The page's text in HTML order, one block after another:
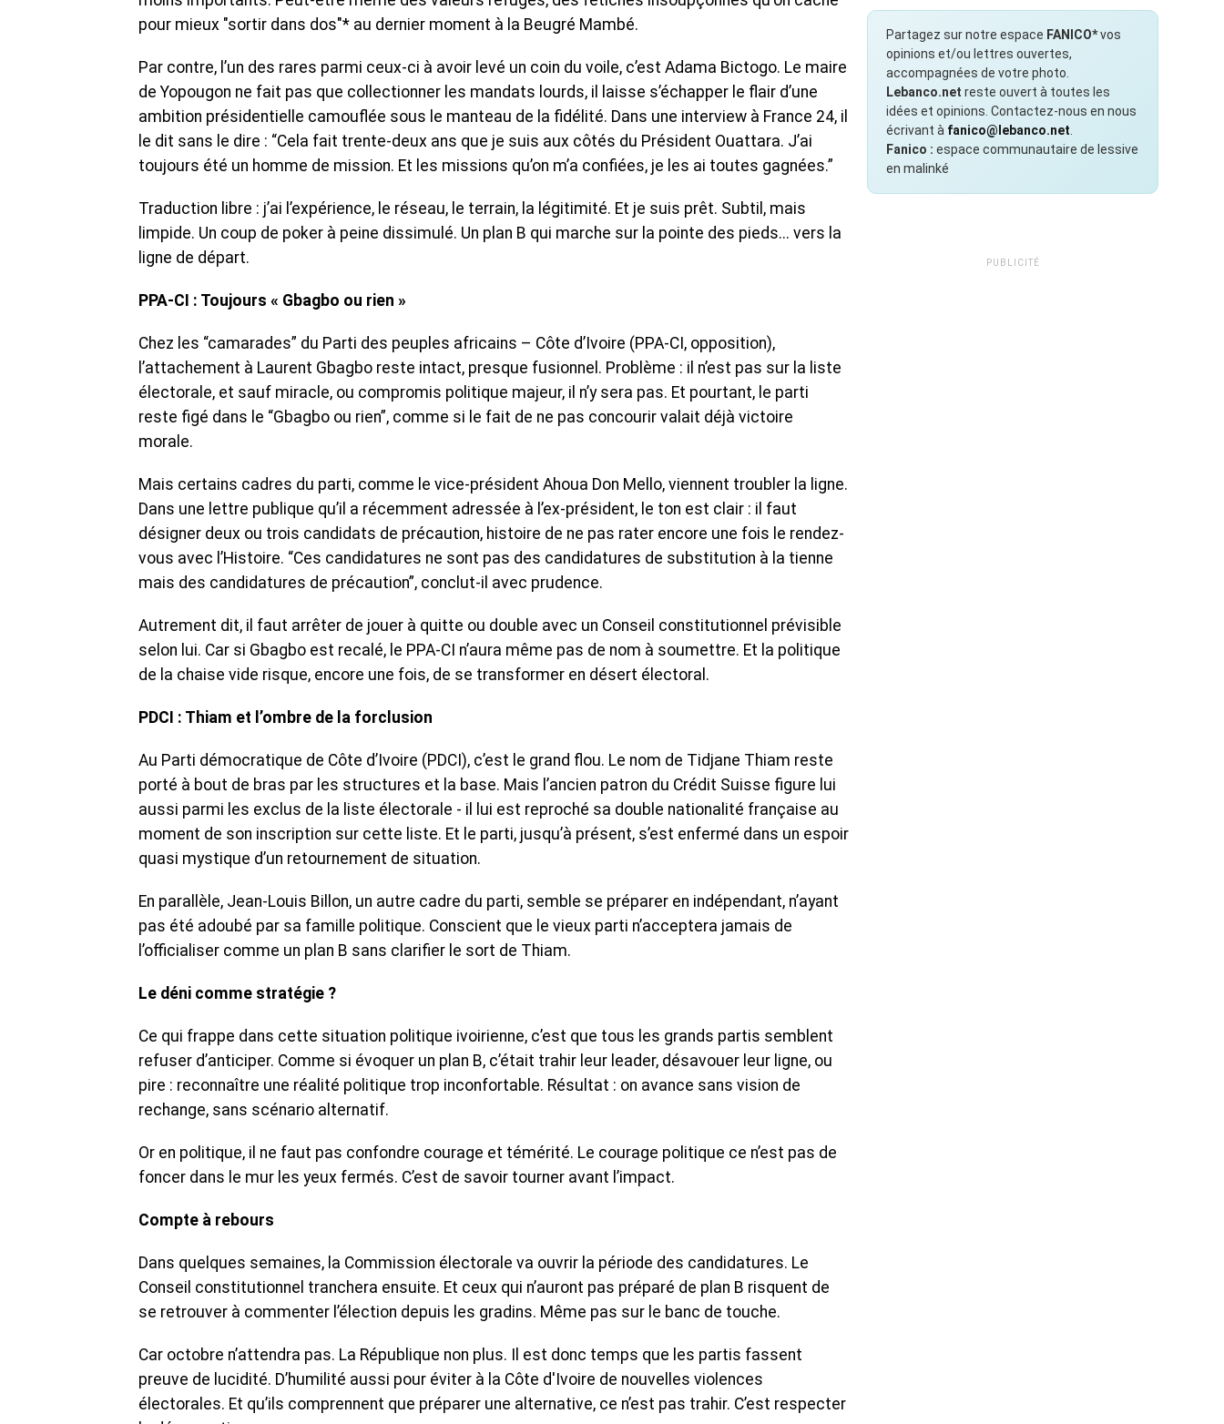
pour mieux "sortir dans dos"* au dernier moment à la Beugré Mambé.
Par contre, l’un des rares parmi ceux-ci à avoir levé un coin du voile, c’est Adama Bictogo. Le maire
de Yopougon ne fait pas que collectionner les mandats lourds, il laisse s’échapper le flair d’une
ambition présidentielle camouflée sous le manteau de la fidélité. Dans une interview à France 24, il
le dit sans le dire : “Cela fait trente-deux ans que je suis aux côtés du Président Ouattara. J’ai
toujours été un homme de mission. Et les missions qu’on m’a confiées, je les ai toutes gagnées.”
Traduction libre : j’ai l’expérience, le réseau, le terrain, la légitimité. Et je suis prêt. Subtil, mais
limpide. Un coup de poker à peine dissimulé. Un plan B qui marche sur la pointe des pieds... vers la
ligne de départ.
PPA-CI : Toujours « Gbagbo ou rien »
Chez les “camarades” du Parti des peuples africains – Côte d’Ivoire (PPA-CI, opposition),
l’attachement à Laurent Gbagbo reste intact, presque fusionnel. Problème : il n’est pas sur la liste
électorale, et sauf miracle, ou compromis politique majeur, il n’y sera pas. Et pourtant, le parti
reste figé dans le “Gbagbo ou rien”, comme si le fait de ne pas concourir valait déjà victoire
morale.
Mais certains cadres du parti, comme le vice-président Ahoua Don Mello, viennent troubler la ligne.
Dans une lettre publique qu’il a récemment adressée à l’ex-président, le ton est clair : il faut
désigner deux ou trois candidats de précaution, histoire de ne pas rater encore une fois le rendez-
vous avec l’Histoire. “Ces candidatures ne sont pas des candidatures de substitution à la tienne
mais des candidatures de précaution”, conclut-il avec prudence.
Autrement dit, il faut arrêter de jouer à quitte ou double avec un Conseil constitutionnel prévisible
selon lui. Car si Gbagbo est recalé, le PPA-CI n’aura même pas de nom à soumettre. Et la politique
de la chaise vide risque, encore une fois, de se transformer en désert électoral.
PDCI : Thiam et l’ombre de la forclusion
Au Parti démocratique de Côte d’Ivoire (PDCI), c’est le grand flou. Le nom de Tidjane Thiam reste
porté à bout de bras par les structures et la base. Mais l’ancien patron du Crédit Suisse figure lui
aussi parmi les exclus de la liste électorale - il lui est reproché sa double nationalité française au
moment de son inscription sur cette liste. Et le parti, jusqu’à présent, s’est enfermé dans un espoir
quasi mystique d’un retournement de situation.
En parallèle, Jean-Louis Billon, un autre cadre du parti, semble se préparer en indépendant, n’ayant
pas été adoubé par sa famille politique. Conscient que le vieux parti n’acceptera jamais de
l’officialiser comme un plan B sans clarifier le sort de Thiam.
Le déni comme stratégie ?
Ce qui frappe dans cette situation politique ivoirienne, c’est que tous les grands partis semblent
refuser d’anticiper. Comme si évoquer un plan B, c’était trahir leur leader, désavouer leur ligne, ou
pire : reconnaître une réalité politique trop inconfortable. Résultat : on avance sans vision de
rechange, sans scénario alternatif.
Or en politique, il ne faut pas confondre courage et témérité. Le courage politique ce n’est pas de
foncer dans le mur les yeux fermés. C’est de savoir tourner avant l’impact.
Compte à rebours
Dans quelques semaines, la Commission électorale va ouvrir la période des candidatures. Le
Conseil constitutionnel tranchera ensuite. Et ceux qui n’auront pas préparé de plan B risquent de
se retrouver à commenter l’élection depuis les gradins. Même pas sur le banc de touche.
Car octobre n’attendra pas. La République non plus. Il est donc temps que les partis fassent
preuve de lucidité. D’humilité aussi pour éviter à la Côte d'Ivoire de nouvelles violences
électorales. Et qu’ils comprennent que préparer une alternative, ce n’est pas trahir. C’est respecter
Partagez sur notre espace FANICO*vos
opinions et/ou lettres ouvertes,
accompagnées de votre photo.
Lebanco.net reste ouvert à toutes les
idées et opinions. Contactez-nous en nous
écrivant à fanico@lebanco.net
Fanico : espace communautaire de lessive
en malinké
PUBLICITÉ